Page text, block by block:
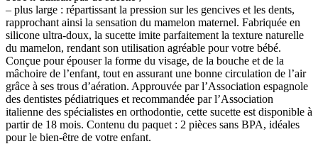
– plus large : répartissant la pression sur les gencives et les dents,
rapprochant ainsi la sensation du mamelon maternel. Fabriquée en
silicone ultra-doux, la sucette imite parfaitement la texture naturelle
du mamelon, rendant son utilisation agréable pour votre bébé.
Conçue pour épouser la forme du visage, de la bouche et de la
mâchoire de l’enfant, tout en assurant une bonne circulation de l’air
grâce à ses trous d’aération. Approuvée par l’Association espagnole
des dentistes pédiatriques et recommandée par l’Association
italienne des spécialistes en orthodontie, cette sucette est disponible à
partir de 18 mois. Contenu du paquet : 2 pièces sans BPA, idéales
pour le bien-être de votre enfant.